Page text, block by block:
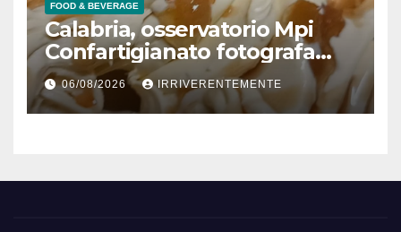
600mila €
FOOD & BEVERAGE
Calabria, osservatorio Mpi
Confartigianato fotografa
comparto radicato: 241
laboratori gelateria attivi, 173
artigiani
06/08/2026 IRRIVERENTEMENTE